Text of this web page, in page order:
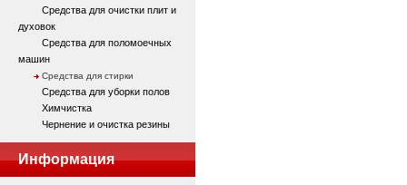
Средства для очистки плит и
духовок
Средства для поломоечных
машин
Средства для стирки
Средства для уборки полов
Химчистка
Чернение и очистка резины
Информация